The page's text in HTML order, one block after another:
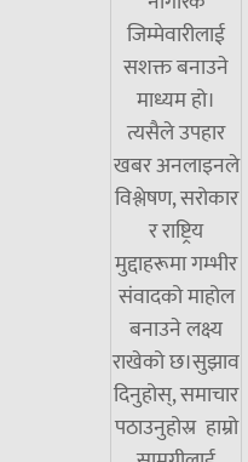
जिम्मेवारीलाई
सशक्त बनाउने
माध्यम हो।
त्यसैले उपहार
खबर अनलाइनले
विश्लेषण, सरोकार
र राष्ट्रिय
मुद्दाहरूमा गम्भीर
संवादको माहोल
बनाउने लक्ष्य
राखेको छ।सुझाव
दिनुहोस्, समाचार
पठाउनुहोस्र हाम्रो